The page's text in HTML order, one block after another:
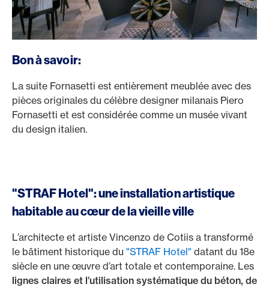
Bon à savoir:
La suite Fornasetti est entièrement meublée avec des
pièces originales du célèbre designer milanais Piero
Fornasetti et est considérée comme un musée vivant
du design italien.
"STRAF Hotel": une installation artistique
habitable au cœur de la vieille ville
L’architecte et artiste Vincenzo de Cotiis a transformé
le bâtiment historique du "STRAF Hotel" datant du 18e
siècle en une œuvre d’art totale et contemporaine. Les
lignes claires et l’utilisation systématique du béton, de